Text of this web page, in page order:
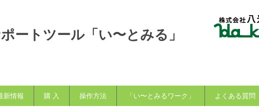
ートツール「い〜とみる」
新情報 購 入 操作方法 「い〜とみるワーク」 よくある質問